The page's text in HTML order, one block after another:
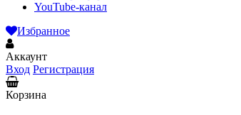
YouTube-канал
Избранное
Аккаунт
Вход Регистрация
Корзина